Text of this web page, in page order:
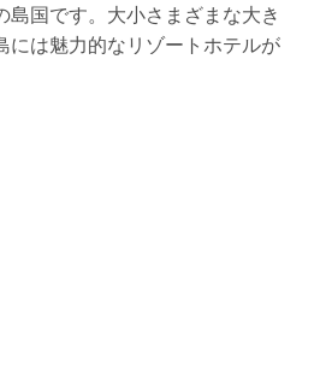
国です。大小さまざまな大き
には魅力的なリゾートホテルが